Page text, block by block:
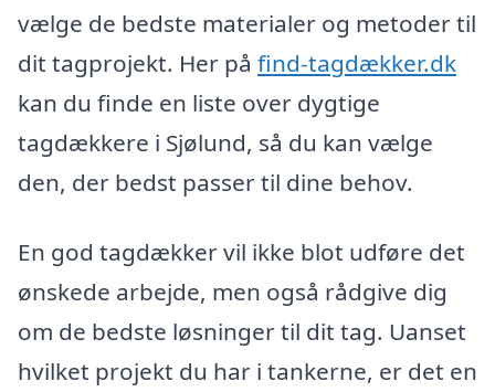
vælge de bedste materialer og metoder til
dit tagprojekt. Her på find-tagdækker.dk
kan du finde en liste over dygtige
tagdækkere i Sjølund, så du kan vælge
den, der bedst passer til dine behov.
En god tagdækker vil ikke blot udføre det
ønskede arbejde, men også rådgive dig
om de bedste løsninger til dit tag. Uanset
hvilket projekt du har i tankerne, er det en